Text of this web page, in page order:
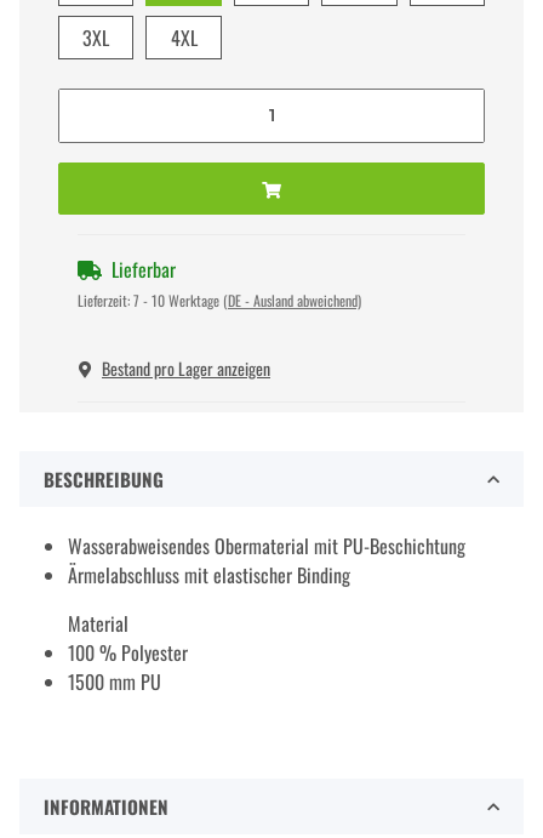
3XL
4XL
Lieferbar
Lieferzeit:7 - 10 Werktage (DE - Ausland abweichend)
Bestand pro Lager anzeigen
BESCHREIBUNG
Wasserabweisendes Obermaterial mit PU-Beschichtung
Ärmelabschluss mit elastischer Binding
Material
100 % Polyester
1500 mm PU
INFORMATIONEN